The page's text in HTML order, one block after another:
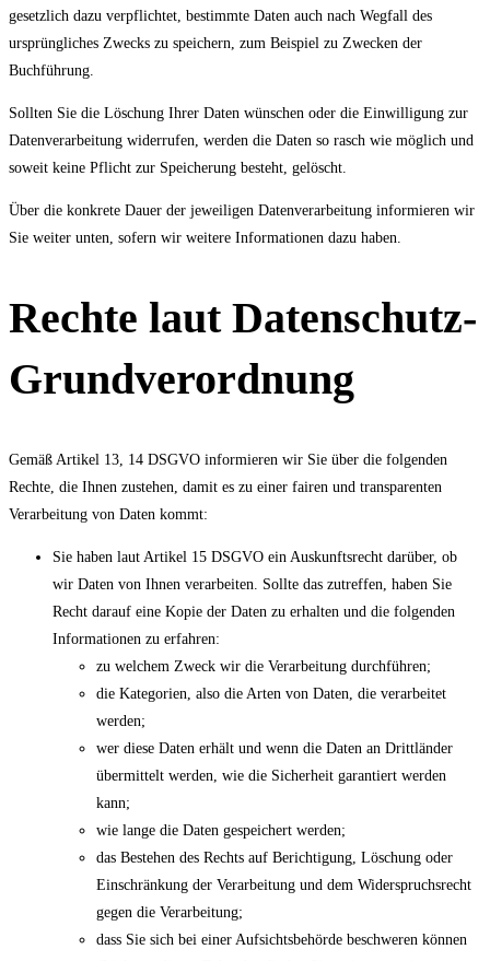
gesetzlich dazu verpflichtet, bestimmte Daten auch nach Wegfall des
ursprüngliches Zwecks zu speichern, zum Beispiel zu Zwecken der
Buchführung.
Sollten Sie die Löschung Ihrer Daten wünschen oder die Einwilligung zur
Datenverarbeitung widerrufen, werden die Daten so rasch wie möglich und
soweit keine Pflicht zur Speicherung besteht, gelöscht.
Über die konkrete Dauer der jeweiligen Datenverarbeitung informieren wir
Sie weiter unten, sofern wir weitere Informationen dazu haben.
Rechte laut Datenschutz-
Grundverordnung
Gemäß Artikel 13, 14 DSGVO informieren wir Sie über die folgenden
Rechte, die Ihnen zustehen, damit es zu einer fairen und transparenten
Verarbeitung von Daten kommt:
Sie haben laut Artikel 15 DSGVO ein Auskunftsrecht darüber, ob
wir Daten von Ihnen verarbeiten. Sollte das zutreffen, haben Sie
Recht darauf eine Kopie der Daten zu erhalten und die folgenden
Informationen zu erfahren:
zu welchem Zweck wir die Verarbeitung durchführen;
die Kategorien, also die Arten von Daten, die verarbeitet
werden;
wer diese Daten erhält und wenn die Daten an Drittländer
übermittelt werden, wie die Sicherheit garantiert werden
kann;
wie lange die Daten gespeichert werden;
das Bestehen des Rechts auf Berichtigung, Löschung oder
Einschränkung der Verarbeitung und dem Widerspruchsrecht
gegen die Verarbeitung;
dass Sie sich bei einer Aufsichtsbehörde beschweren können